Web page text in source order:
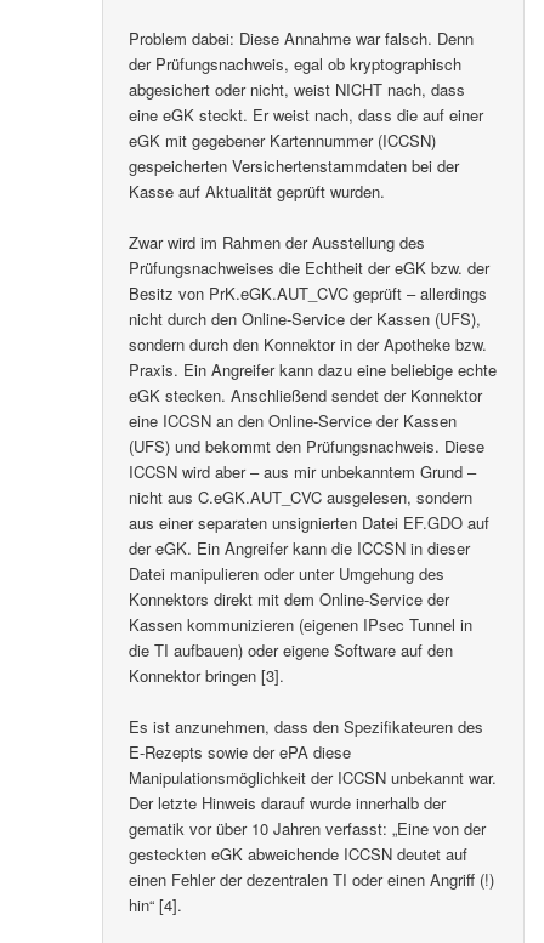
Problem dabei: Diese Annahme war falsch. Denn
der Prüfungsnachweis, egal ob kryptographisch
abgesichert oder nicht, weist NICHT nach, dass
eine eGK steckt. Er weist nach, dass die auf einer
eGK mit gegebener Kartennummer (ICCSN)
gespeicherten Versichertenstammdaten bei der
Kasse auf Aktualität geprüft wurden.
Zwar wird im Rahmen der Ausstellung des
Prüfungsnachweises die Echtheit der eGK bzw. der
Besitz von PrK.eGK.AUT_CVC geprüft – allerdings
nicht durch den Online-Service der Kassen (UFS),
sondern durch den Konnektor in der Apotheke bzw.
Praxis. Ein Angreifer kann dazu eine beliebige echte
eGK stecken. Anschließend sendet der Konnektor
eine ICCSN an den Online-Service der Kassen
(UFS) und bekommt den Prüfungsnachweis. Diese
ICCSN wird aber – aus mir unbekanntem Grund –
nicht aus C.eGK.AUT_CVC ausgelesen, sondern
aus einer separaten unsignierten Datei EF.GDO auf
der eGK. Ein Angreifer kann die ICCSN in dieser
Datei manipulieren oder unter Umgehung des
Konnektors direkt mit dem Online-Service der
Kassen kommunizieren (eigenen IPsec Tunnel in
die TI aufbauen) oder eigene Software auf den
Konnektor bringen [3].
Es ist anzunehmen, dass den Spezifikateuren des
E-Rezepts sowie der ePA diese
Manipulationsmöglichkeit der ICCSN unbekannt war.
Der letzte Hinweis darauf wurde innerhalb der
gematik vor über 10 Jahren verfasst: „Eine von der
gesteckten eGK abweichende ICCSN deutet auf
einen Fehler der dezentralen TI oder einen Angriff (!)
hin“ [4].